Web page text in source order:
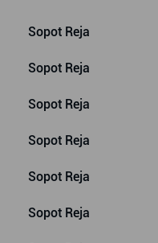
Sopot Reja
Sopot Reja
Sopot Reja
Sopot Reja
Sopot Reja
Sopot Reja